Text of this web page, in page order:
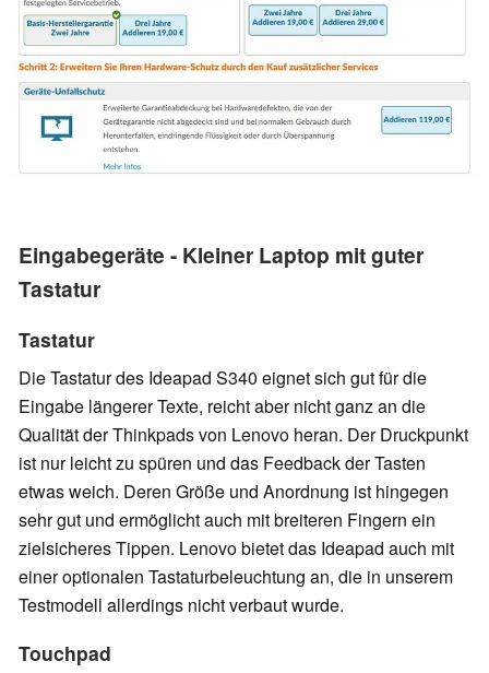
Eingabegeräte - Kleiner Laptop mit guter
Tastatur
Tastatur
Die Tastatur des Ideapad S340 eignet sich gut für die
Eingabe längerer Texte, reicht aber nicht ganz an die
Qualität der Thinkpads von Lenovo heran. Der Druckpunkt
ist nur leicht zu spüren und das Feedback der Tasten
etwas weich. Deren Größe und Anordnung ist hingegen
sehr gut und ermöglicht auch mit breiteren Fingern ein
zielsicheres Tippen. Lenovo bietet das Ideapad auch mit
einer optionalen Tastaturbeleuchtung an, die in unserem
Testmodell allerdings nicht verbaut wurde.
Touchpad